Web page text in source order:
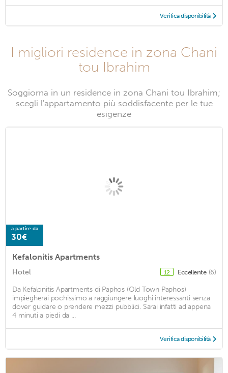
Verifica disponibilità
I migliori residence in zona Chani
tou Ibrahim
Soggiorna in un residence in zona Chani tou Ibrahim;
scegli l'appartamento più soddisfacente per le tue
esigenze
a partire da
30€
Kefalonitis Apartments
Hotel 12 Eccellente (6)
Da Kefalonitis Apartments di Paphos (Old Town Paphos)
impiegherai pochissimo a raggiungere luoghi interessanti senza
dover guidare o prendere mezzi pubblici. Sarai infatti ad appena
4 minuti a piedi da ...
Verifica disponibilità